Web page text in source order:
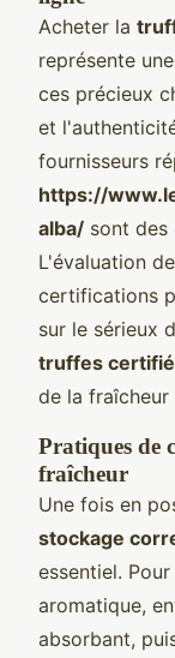
Acheter la
représente
ces précieux
et
fournisseurs
https://
alba/ sont des
L'évaluation
certifications
sur le sérieux
truffes
de la
Pratiques de
fraîcheur
Une fois en
stockage
essentiel.
aromatique,
absorbant,